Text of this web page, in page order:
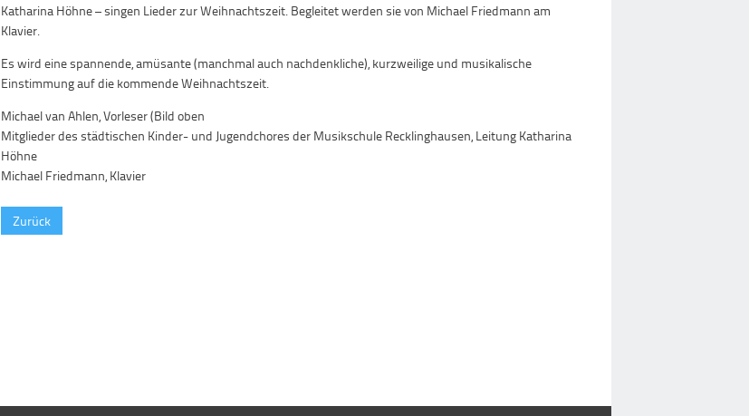
Katharina Höhne – singen Lieder zur Weihnachtszeit. Begleitet werden sie von Michael Friedmann am
Klavier.
Es wird eine spannende, amüsante (manchmal auch nachdenkliche), kurzweilige und musikalische
Einstimmung auf die kommende Weihnachtszeit.
Michael van Ahlen, Vorleser (Bild oben
Mitglieder des städtischen Kinder- und Jugendchores der Musikschule Recklinghausen, Leitung Katharina
Höhne
Michael Friedmann, Klavier
Zurück